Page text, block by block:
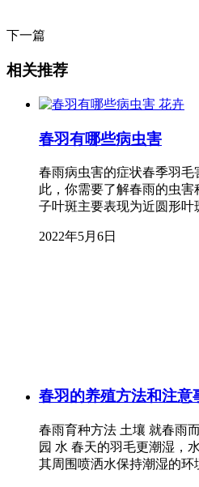
下一篇
相关推荐
花卉
春羽有哪些病虫害
春雨病虫害的症状春季羽
此，你需要了解春雨的虫
子叶斑主要表现为近圆形
2022年5月6日
春羽的养殖方法和注意
春雨育种方法 土壤 就春雨
园 水 春天的羽毛更潮湿，
其周围喷洒水保持潮湿的